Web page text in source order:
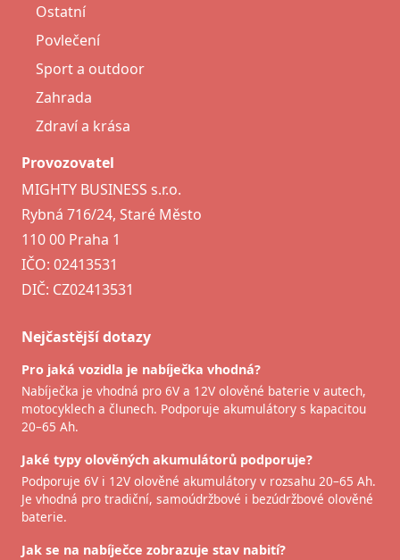
Ostatní
Povlečení
Sport a outdoor
Zahrada
Zdraví a krása
Provozovatel
MIGHTY BUSINESS s.r.o.
Rybná 716/24, Staré Město
110 00 Praha 1
IČO: 02413531
DIČ: CZ02413531
Nejčastější dotazy
Pro jaká vozidla je nabíječka vhodná?
Nabíječka je vhodná pro 6V a 12V olověné baterie v autech,
motocyklech a člunech. Podporuje akumulátory s kapacitou
20–65 Ah.
Jaké typy olověných akumulátorů podporuje?
Podporuje 6V i 12V olověné akumulátory v rozsahu 20–65 Ah.
Je vhodná pro tradiční, samoúdržbové i bezúdržbové olověné
baterie.
Jak se na nabíječce zobrazuje stav nabití?